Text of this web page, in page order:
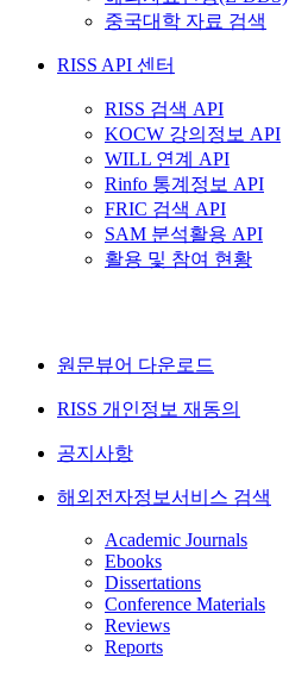
중국대학 자료 검색
RISS API 센터
RISS 검색 API
KOCW 강의정보 API
WILL 연계 API
Rinfo 통계정보 API
FRIC 검색 API
SAM 분석활용 API
활용 및 참여 현황
원문뷰어 다운로드
RISS 개인정보 재동의
공지사항
해외전자정보서비스 검색
Academic Journals
Ebooks
Dissertations
Conference Materials
Reviews
Reports